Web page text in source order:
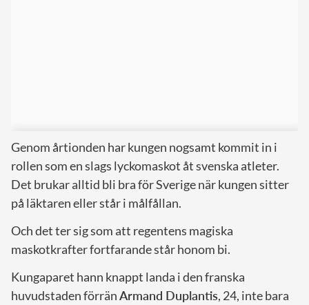
Genom årtionden har kungen nogsamt kommit in i
rollen som en slags lyckomaskot åt svenska atleter.
Det brukar alltid bli bra för Sverige när kungen sitter
på läktaren eller står i målfållan.
Och det ter sig som att regentens magiska
maskotkrafter fortfarande står honom bi.
Kungaparet hann knappt landa i den franska
huvudstaden förränArmand Duplantis, 24, inte bara